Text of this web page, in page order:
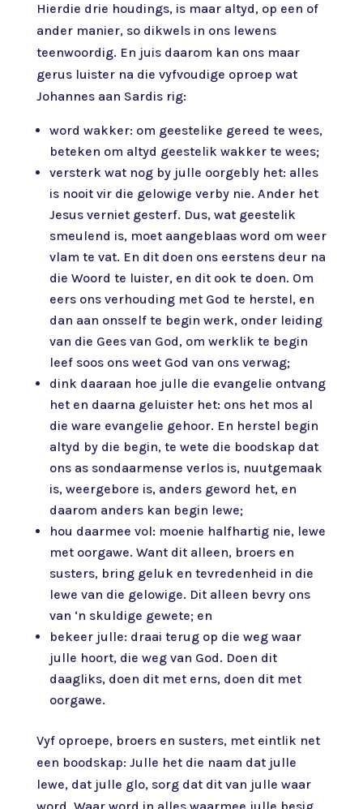
Hierdie drie houdings, is maar altyd, op een of
ander manier, so dikwels in ons lewens
teenwoordig. En juis daarom kan ons maar
gerus luister na die vyfvoudige oproep wat
Johannes aan Sardis rig:
word wakker: om geestelike gereed te wees,
beteken om altyd geestelik wakker te wees;
versterk wat nog by julle oorgebly het: alles
is nooit vir die gelowige verby nie. Ander het
Jesus verniet gesterf. Dus, wat geestelik
smeulend is, moet aangeblaas word om weer
vlam te vat. En dit doen ons eerstens deur na
die Woord te luister, en dit ook te doen. Om
eers ons verhouding met God te herstel, en
dan aan onsself te begin werk, onder leiding
van die Gees van God, om werklik te begin
leef soos ons weet God van ons verwag;
dink daaraan hoe julle die evangelie ontvang
het en daarna geluister het: ons het mos al
die ware evangelie gehoor. En herstel begin
altyd by die begin, te wete die boodskap dat
ons as sondaarmense verlos is, nuutgemaak
is, weergebore is, anders geword het, en
daarom anders kan begin lewe;
hou daarmee vol: moenie halfhartig nie, lewe
met oorgawe. Want dit alleen, broers en
susters, bring geluk en tevredenheid in die
lewe van die gelowige. Dit alleen bevry ons
van ‘n skuldige gewete; en
bekeer julle: draai terug op die weg waar
julle hoort, die weg van God. Doen dit
daagliks, doen dit met erns, doen dit met
oorgawe.
Vyf oproepe, broers en susters, met eintlik net
een boodskap: Julle het die naam dat julle
lewe, dat julle glo, sorg dat dit van julle waar